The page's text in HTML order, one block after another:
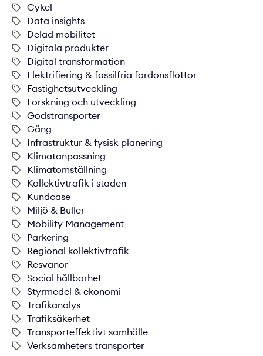
Cykel
Data insights
Delad mobilitet
Digitala produkter
Digital transformation
Elektrifiering & fossilfria fordonsflottor
Fastighetsutveckling
Forskning och utveckling
Godstransporter
Gång
Infrastruktur & fysisk planering
Klimatanpassning
Klimatomställning
Kollektivtrafik i staden
Kundcase
Miljö & Buller
Mobility Management
Parkering
Regional kollektivtrafik
Resvanor
Social hållbarhet
Styrmedel & ekonomi
Trafikanalys
Trafiksäkerhet
Transporteffektivt samhälle
Verksamheters transporter